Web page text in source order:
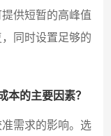
供短暂的高峰值
同时设置足够的
本的主要因素？
需求的影响。选